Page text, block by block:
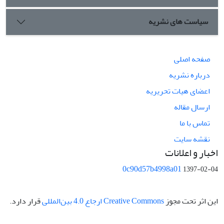
سیاست های نشریه
صفحه اصلی
درباره نشریه
اعضای هیات تحریریه
ارسال مقاله
تماس با ما
نقشه سایت
اخبار و اعلانات
0c90d57b4998a011397-02-04
این اثر تحت مجوز Creative Commons ارجاع 4.0 بین‌المللی قرار دارد.